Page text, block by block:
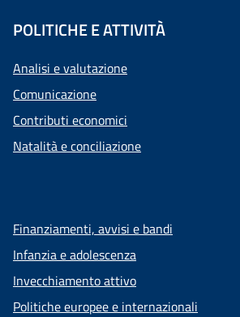
POLITICHE E ATTIVITÀ
Analisi e valutazione
Comunicazione
Contributi economici
Natalità e conciliazione
Finanziamenti, avvisi e bandi
Infanzia e adolescenza
Invecchiamento attivo
Politiche europee e internazionali